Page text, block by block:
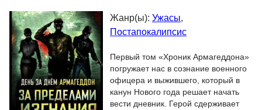
Жанр(ы): Ужасы,
Постапокалипсис
Первый том «Хроник Армагеддона»
погружает нас в сознание военного
офицера и выжившего, который в
канун Нового года решает начать
вести дневник. Герой сдерживает